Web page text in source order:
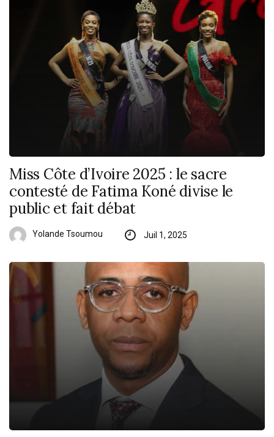
Miss Côte d’Ivoire 2025 : le sacre
contesté de Fatima Koné divise le
public et fait débat
Yolande Tsoumou Juil 1, 2025